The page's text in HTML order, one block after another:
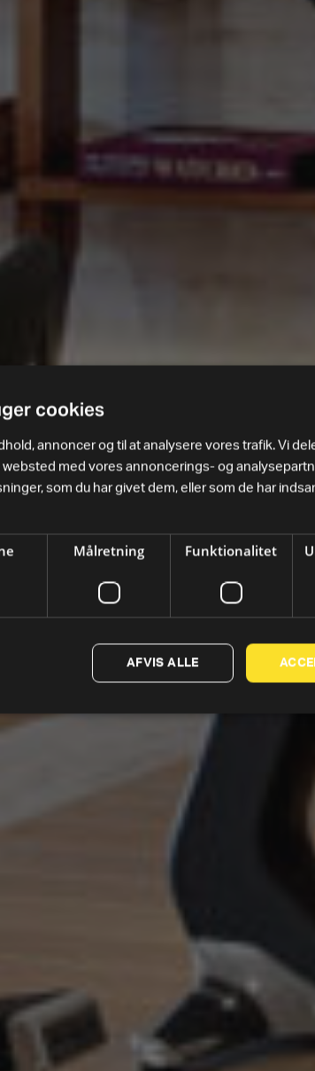
cookies
annoncer og til at analysere vores trafik. Vi
med vores annoncerings- og
som du har givet dem, eller som de har
Målretning Funktionalitet
AFVIS ALLE